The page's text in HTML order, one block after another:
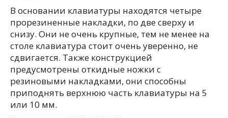
В основании клавиатуры находятся четыре
прорезиненные накладки, по две сверху и
снизу. Они не очень крупные, тем не менее на
столе клавиатура стоит очень уверенно, не
сдвигается. Также конструкцией
предусмотрены откидные ножки с
резиновыми накладками, они способны
приподнять верхнюю часть клавиатуры на 5
или 10 мм.